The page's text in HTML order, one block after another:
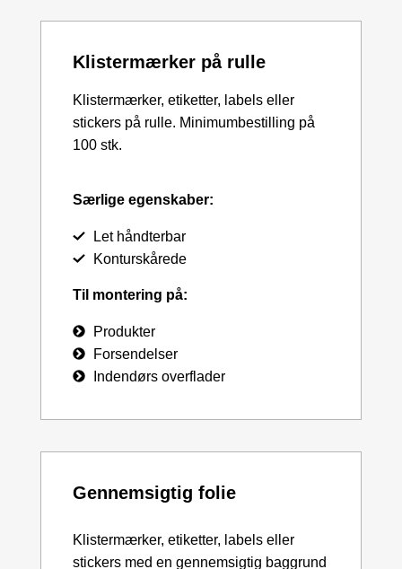
Klistermærker på rulle
Klistermærker, etiketter, labels eller
stickers på rulle. Minimumbestilling på
100 stk.
Særlige egenskaber:
Let håndterbar
Konturskårede
Til montering på:
Produkter
Forsendelser
Indendørs overflader
Gennemsigtig folie
Klistermærker, etiketter, labels eller
stickers med en gennemsigtig baggrund